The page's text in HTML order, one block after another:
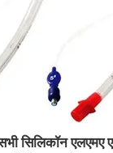
सिलिकॉन एलएमए